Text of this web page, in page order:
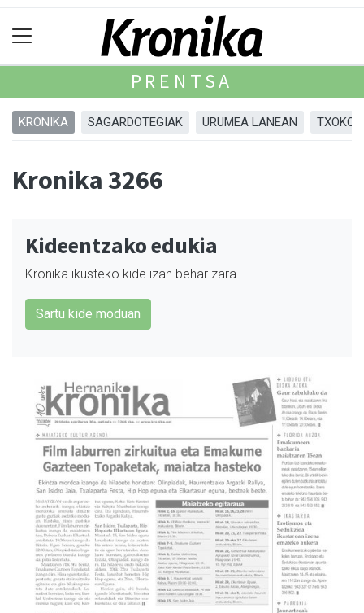
PRENTSA
KRONIKA SAGARDOTEGIAK URUMEA LANEAN
Kronika 3266
Kideentzako edukia
Kronika ikusteko kide izan behar zara.
Sartu kide moduan